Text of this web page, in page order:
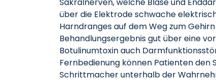
über die Elektrode schwache
Harndranges auf dem Weg zum
Behandlungsergebnis gut über eine
Botulinumtoxin auch
Fernbedienung können Patienten
Schrittmacher unterhalb der